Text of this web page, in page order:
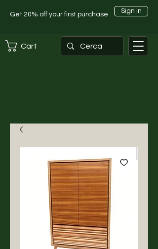
Get 20% off your first purchase Sign in
Cart